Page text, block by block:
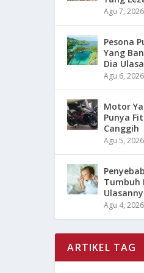
Agu 7, 2026
Pesona
Yang
Dia
Agu 6, 2026
Motor
Punya
Canggih
Agu 5, 2026
Tumbuh
Agu 4, 2026
ARTIKEL TAG